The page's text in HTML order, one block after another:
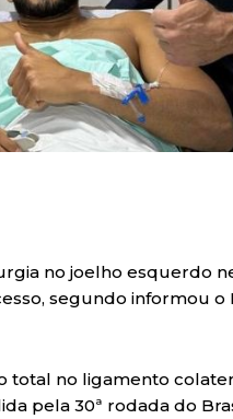
no joelho esquerdo
segundo informou o
total no ligamento
pela 30ª rodada do